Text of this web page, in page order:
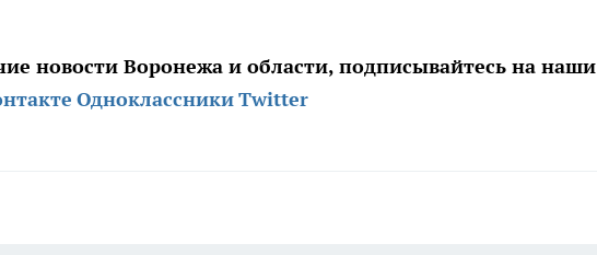
новости Воронежа и области, подписывайтесь на наши
ОдноклассникиTwitter